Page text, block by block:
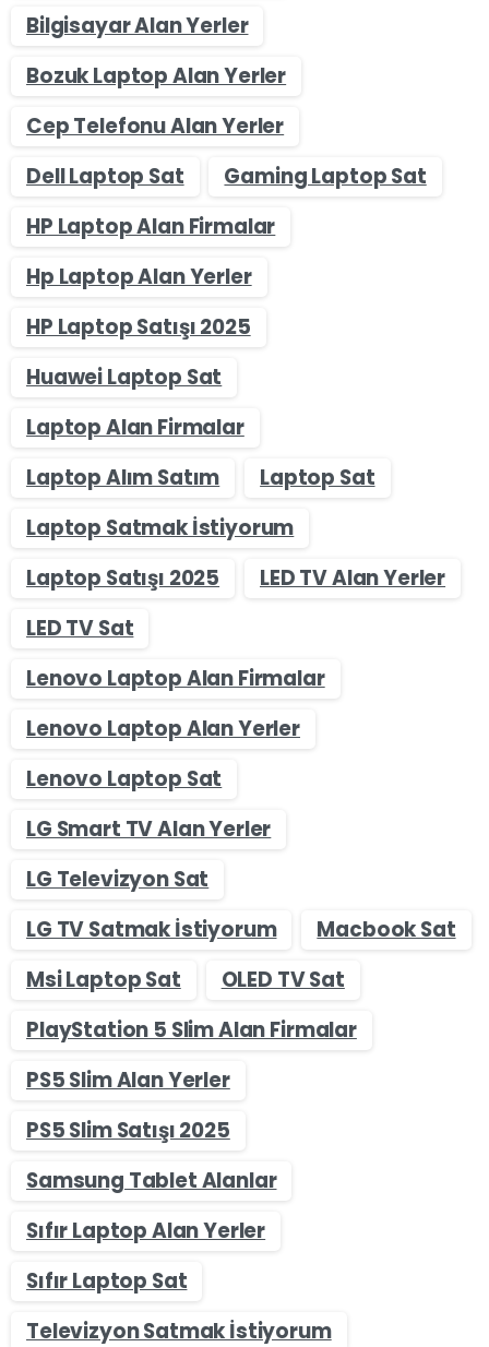
Bilgisayar Alan Yerler
Bozuk Laptop Alan Yerler
Cep Telefonu Alan Yerler
Dell Laptop Sat
Gaming Laptop Sat
HP Laptop Alan Firmalar
Hp Laptop Alan Yerler
HP Laptop Satışı 2025
Huawei Laptop Sat
Laptop Alan Firmalar
Laptop Alım Satım
Laptop Sat
Laptop Satmak İstiyorum
Laptop Satışı 2025
LED TV Alan Yerler
LED TV Sat
Lenovo Laptop Alan Firmalar
Lenovo Laptop Alan Yerler
Lenovo Laptop Sat
LG Smart TV Alan Yerler
LG Televizyon Sat
LG TV Satmak İstiyorum
Macbook Sat
Msi Laptop Sat
OLED TV Sat
PlayStation 5 Slim Alan Firmalar
PS5 Slim Alan Yerler
PS5 Slim Satışı 2025
Samsung Tablet Alanlar
Sıfır Laptop Alan Yerler
Sıfır Laptop Sat
Televizyon Satmak İstiyorum